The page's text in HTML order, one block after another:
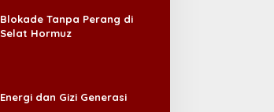
Blokade Tanpa Perang di
Selat Hormuz
Energi dan Gizi Generasi